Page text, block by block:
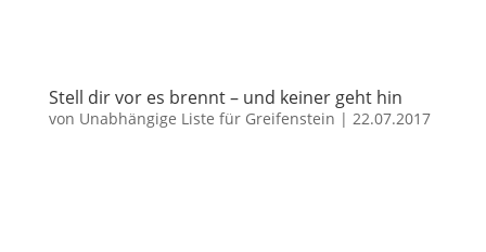
Stell dir vor es brennt – und keiner geht hin
von Unabhängige Liste für Greifenstein | 22.07.2017